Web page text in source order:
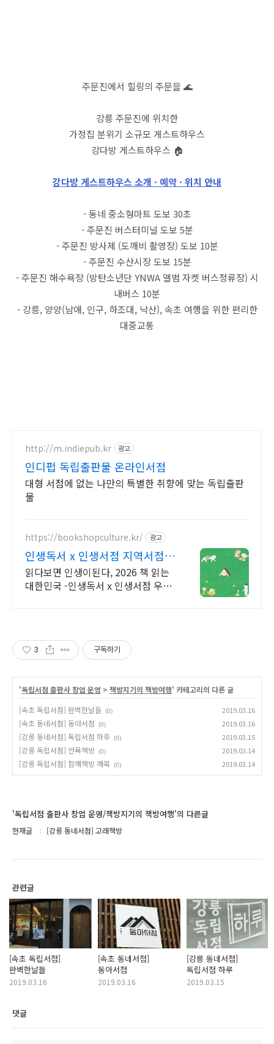
주문진에서 힐링의 주문을 🌊
강릉 주문진에 위치한
가정집 분위기 소규모 게스트하우스
강다방 게스트하우스 🏠
강다방 게스트하우스 소개 · 예약 · 위치 안내
- 동네 중소형마트 도보 30초
- 주문진 버스터미널 도보 5분
- 주문진 방사제 (도깨비 촬영장) 도보 10분
- 주문진 수산시장 도보 15분
- 주문진 해수욕장 (방탄소년단 YNWA 앨범 자켓 버스정류장) 시
내버스 10분
- 강릉, 양양(남애, 인구, 하조대, 낙산), 속초 여행을 위한 편리한
대중교통
http://m.indiepub.kr 광고
인디펍 독립출판물 온라인서점
대형 서점에 없는 나만의 특별한 취향에 맞는 독립출판
물
https://bookshopculture.kr/ 광고
인생독서 x 인생서점 지역서점
문화프로그램
읽다보면 인생이된다, 2026 책 읽는
대한민국 -인생독서 x 인생서점 우리
3 구독하기
'독립서점 출판사 창업 운영 > 책방지기의 책방여행' 카테고리의 다른 글
[속초 독립서점] 완벽한날들 (0) 2019.03.16
[속초 동네서점] 동아서점 (0) 2019.03.16
[강릉 동네서점] 독립서점 하루 (0) 2019.03.15
[강릉 독립서점] 안목책방 (0) 2019.03.14
[강릉 독립서점] 참깨책방 깨북 (0) 2019.03.14
'독립서점 출판사 창업 운영/책방지기의 책방여행'의 다른글
현재글 [강릉 동네서점] 고래책방
관련글
[속초 독립서점]
완벽한날들
2019.03.16
[속초 동네서점]
동아서점
2019.03.16
[강릉 동네서점]
독립서점 하루
2019.03.15
댓글